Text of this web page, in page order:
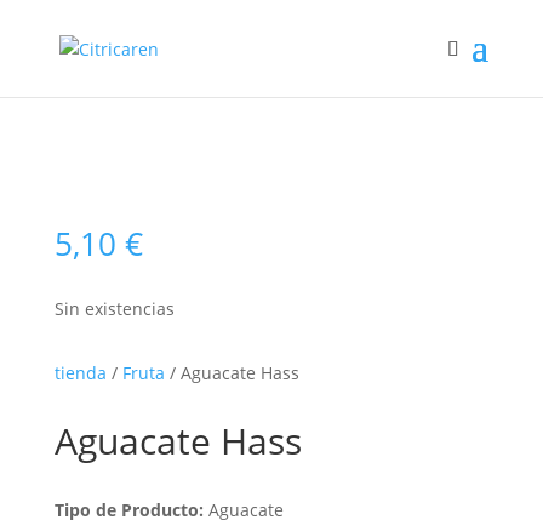
5,10 €
Sin existencias
tienda / Fruta / Aguacate Hass
Aguacate Hass
Tipo de Producto: Aguacate